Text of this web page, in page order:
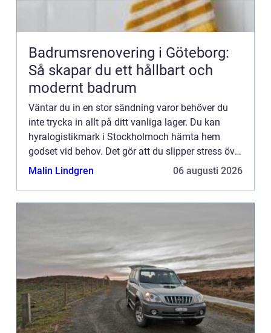
Badrumsrenovering i Göteborg:
Så skapar du ett hållbart och
modernt badrum
Väntar du in en stor sändning varor behöver du
inte trycka in allt på ditt vanliga lager. Du kan
hyralogistikmark i Stockholmoch hämta hem
godset vid behov. Det gör att du slipper stress över
att lagret är för litet och du får plats att köra med
Malin Lindgren 06 augusti 2026